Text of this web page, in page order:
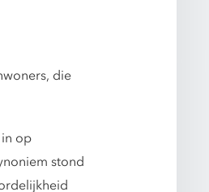
die
op
stond